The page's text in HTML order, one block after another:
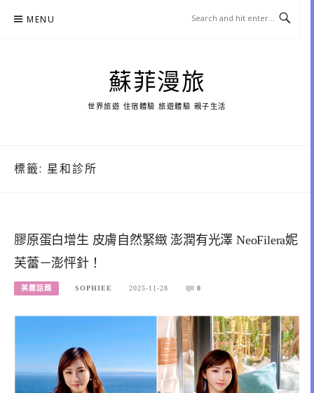
MENU
蘇菲漫旅
世界旅遊 住宿體驗 旅遊體驗 親子生活
標籤: 星和診所
膠原蛋白增生 皮膚自然緊緻 澎潤有光澤 NeoFilera妮
芙蕾－澎怦針！
美麗話題 SOPHIEE 2025-11-28 0